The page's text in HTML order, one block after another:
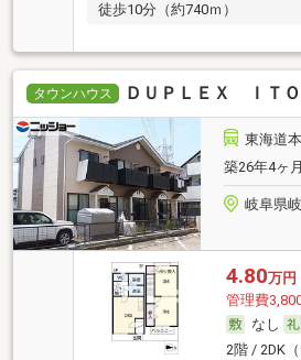
徒歩10分（約740ｍ）
タウンハウス ＤＵＰＬＥＸ ＩＴ
東海道
築26年4ヶ
岐阜県
4.80万円
管理費
なし
2階 / 2DK